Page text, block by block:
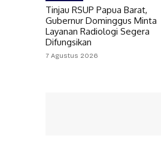
Tinjau RSUP Papua Barat,
Gubernur Dominggus Minta
Layanan Radiologi Segera
Difungsikan
7 Agustus 2026